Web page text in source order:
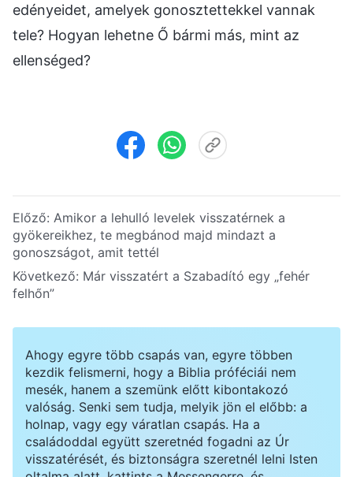
edényeidet, amelyek gonosztettekkel vannak
tele? Hogyan lehetne Ő bármi más, mint az
ellenséged?
Előző: Amikor a lehulló levelek visszatérnek a
gyökereikhez, te megbánod majd mindazt a
gonoszságot, amit tettél
Következő: Már visszatért a Szabadító egy „fehér
felhőn”
Ahogy egyre több csapás van, egyre többen
kezdik felismerni, hogy a Biblia próféciái nem
mesék, hanem a szemünk előtt kibontakozó
valóság. Senki sem tudja, melyik jön el előbb: a
holnap, vagy egy váratlan csapás. Ha a
családoddal együtt szeretnéd fogadni az Úr
visszatérését, és biztonságra szeretnél lelni Isten